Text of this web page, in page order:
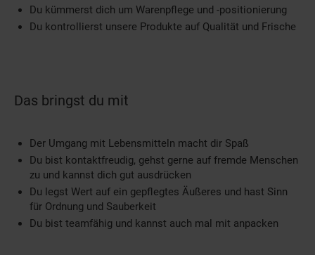
Du kümmerst dich um Warenpflege und -positionierung
Du kontrollierst unsere Produkte auf Qualität und Frische
Das bringst du mit
Der Umgang mit Lebensmitteln macht dir Spaß
Du bist kontaktfreudig, gehst gerne auf fremde Menschen
zu und kannst dich gut ausdrücken
Du legst Wert auf ein gepflegtes Äußeres und hast Sinn
für Ordnung und Sauberkeit
Du bist teamfähig und kannst auch mal mit anpacken